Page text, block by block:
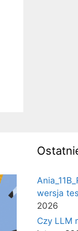
wersja
2026
Czy LLM